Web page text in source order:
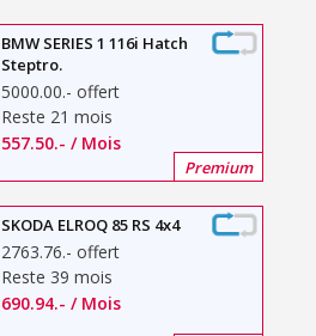
BMW SERIES 1 116i Hatch
Steptro.
5000.00.- offert
Reste 21 mois
557.50.- / Mois
Premium
SKODA ELROQ 85 RS 4x4
2763.76.- offert
Reste 39 mois
690.94.- / Mois